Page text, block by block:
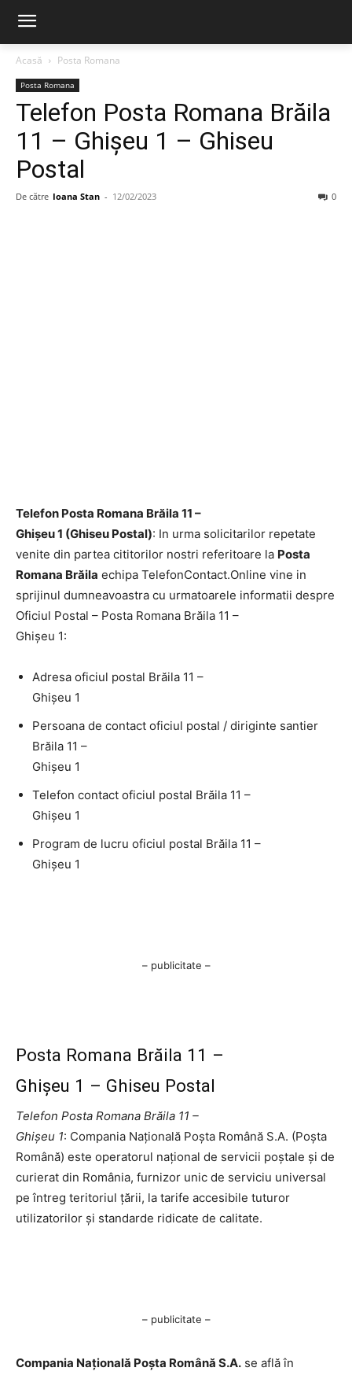
Acasă Posta Romana
Posta Romana
Telefon Posta Romana Brăila
11 – Ghişeu 1 – Ghiseu
Postal
De către Ioana Stan - 12/02/2023 0
Telefon Posta Romana Brăila 11 –
Ghişeu 1 (Ghiseu Postal): In urma solicitarilor repetate
venite din partea cititorilor nostri referitoare la Posta
Romana Brăila echipa TelefonContact.Online vine in
sprijinul dumneavoastra cu urmatoarele informatii despre
Oficiul Postal – Posta Romana Brăila 11 –
Ghişeu 1:
Adresa oficiul postal Brăila 11 –
Ghişeu 1
Persoana de contact oficiul postal / diriginte santier
Brăila 11 –
Ghişeu 1
Telefon contact oficiul postal Brăila 11 –
Ghişeu 1
Program de lucru oficiul postal Brăila 11 –
Ghişeu 1
– publicitate –
Posta Romana Brăila 11 –
Ghişeu 1 – Ghiseu Postal
Telefon Posta Romana Brăila 11 –
Ghişeu 1: Compania Națională Poșta Română S.A. (Poșta
Română) este operatorul național de servicii poștale și de
curierat din România, furnizor unic de serviciu universal
pe întreg teritoriul țării, la tarife accesibile tuturor
utilizatorilor și standarde ridicate de calitate.
– publicitate –
Compania Națională Poşta Română S.A. se află în